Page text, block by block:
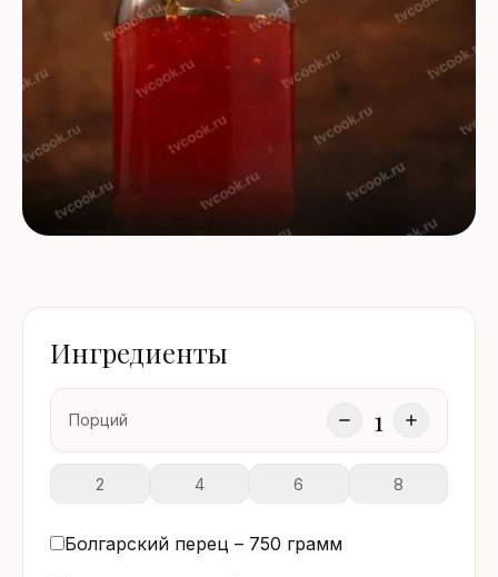
Ингредиенты
Порций 1
2 4 6 8
Болгарский перец – 750 грамм